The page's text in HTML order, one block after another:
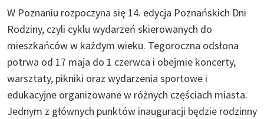
W Poznaniu rozpoczyna się 14. edycja Poznańskich Dni
Rodziny, czyli cyklu wydarzeń skierowanych do
mieszkańców w każdym wieku. Tegoroczna odsłona
potrwa od 17 maja do 1 czerwca i obejmie koncerty,
warsztaty, pikniki oraz wydarzenia sportowe i
edukacyjne organizowane w różnych częściach miasta.
Jednym z głównych punktów inauguracji będzie rodzinny